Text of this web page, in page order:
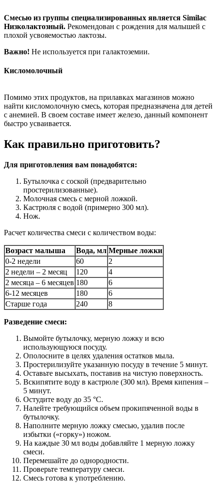
Смесью из группы специализированных является Similac
Низколактозный. Рекомендован с рождения для малышей с
плохой усвояемостью лактозы.
Важно! Не используется при галактоземии.
Кисломолочный
Помимо этих продуктов, на прилавках магазинов можно
найти кисломолочную смесь, которая предназначена для детей
с анемией. В своем составе имеет железо, данный компонент
быстро усваивается.
Как правильно приготовить?
Для приготовления вам понадобятся:
Бутылочка с соской (предварительно
простерилизованные).
Молочная смесь с мерной ложкой.
Кастрюля с водой (примерно 300 мл).
Нож.
Расчет количества смеси с количеством воды:
Возраст малыша Вода, мл Мерные ложки
0-2 недели
60
2
2 недели – 2 месяц
120
4
2 месяца – 6 месяцев 180
6
6-12 месяцев
180
6
Старше года
240 8
Разведение смеси:
Вымойте бутылочку, мерную ложку и всю
использующуюся посуду.
Ополосните в целях удаления остатков мыла.
Простерилизуйте указанную посуду в течение 5 минут.
Оставьте высыхать, поставив на чистую поверхность.
Вскипятите воду в кастрюле (300 мл). Время кипения –
5 минут.
Остудите воду до 35 °C.
Налейте требующийся объем прокипяченной воды в
бутылочку.
Наполните мерную ложку смесью, удалив после
избытки («горку») ножом.
На каждые 30 мл воды добавляйте 1 мерную ложку
смеси.
Перемешайте до однородности.
Проверьте температуру смеси.
Смесь готова к употреблению.